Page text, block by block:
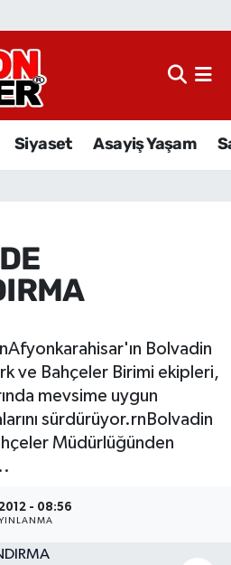
Siyaset Asayiş Yaşam
Bolvadin
ve Bahçeler Birimi ekipleri,
mevsime uygun
sürdürüyor.rnBolvadin
Müdürlüğünden
- 08:56